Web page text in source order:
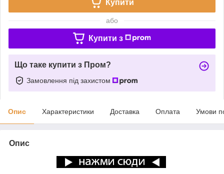
Купити
або
Купити з
Що таке купити з Пром?
Замовлення під захистом
Опис Характеристики Доставка Оплата Умови
Опис